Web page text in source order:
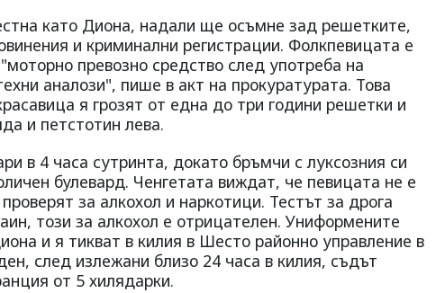
като Диона, надали ще осъмне зад решетките,
и криминални регистрации. Фолкпевицата е
превозно средство след употреба на
аналози", пише в акт на прокуратурата. Това
я грозят от една до три години решетки и
и петстотин лева.
в 4 часа сутринта, докато бръмчи с луксозния си
булевард. Ченгетата виждат, че певицата не е
за алкохол и наркотици. Тестът за дрога
този за алкохол е отрицателен. Униформените
и я тикват в килия в Шесто районно управление в
след излежани близо 24 часа в килия, съдът
от 5 хилядарки.